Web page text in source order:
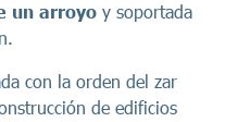
un arroyo y soportada
con la orden del zar
de edificios